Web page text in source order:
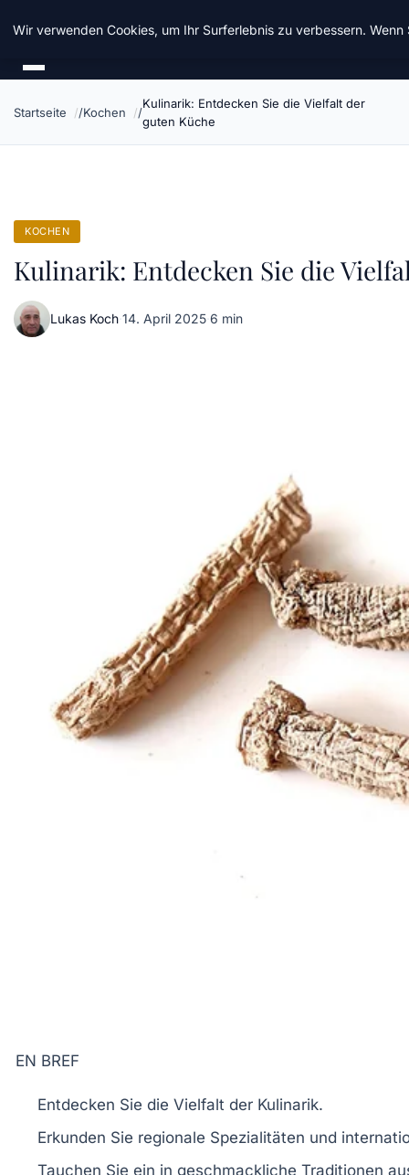
Chinavisum24
Startseite Kochen
Kulinarik: Entdecken Sie die Vielfalt der
guten Küche
KOCHEN
Kulinarik: Entdecken Sie die
Lukas Koch·14. April 2025·6 min
EN BREF
Entdecken Sie die Vielfalt der Kulinarik.
Erkunden Sie regionale Spezialitäten und
Tauchen Sie ein in geschmackliche Traditionen
Wir verwenden Cookies, um Ihr Surferlebnis zu verbessern.